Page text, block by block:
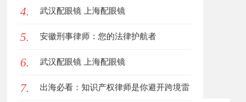
4. 武汉配眼镜 上海配眼镜
5. 安徽刑事律师：您的法律护航者
6. 武汉配眼镜 上海配眼镜
7. 出海必看：知识产权律师是你避开跨境雷